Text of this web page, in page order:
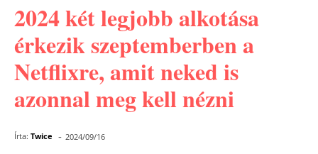
2024 két legjobb alkotása
érkezik szeptemberben a
Netflixre, amit neked is
azonnal meg kell nézni
Írta: Twice - 2024/09/16